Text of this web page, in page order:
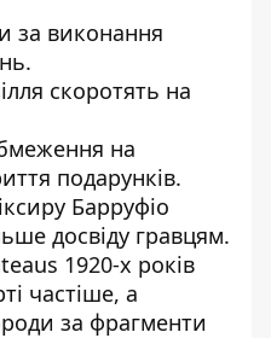
за виконання
скоротять на
на
подарунків.
Барруфіо
досвіду гравцям.
1920-х років
частіше, а
за фрагменти